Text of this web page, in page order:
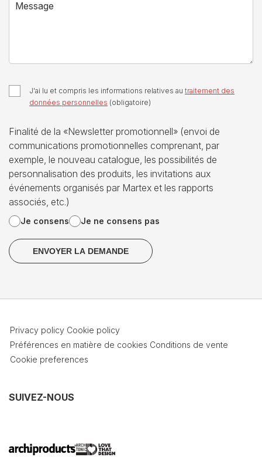
J'ai lu et compris les informations relatives au traitement des
données personnelles (obligatoire)
Finalité de la «Newsletter promotionnell» (envoi de
communications promotionnelles comprenant, par
exemple, le nouveau catalogue, les possibilités de
personnalisation des produits, les invitations aux
événements organisés par Martex et les rapports
associés, etc.)
Je consens Je ne consens pas
Privacy policy Cookie policy
Préférences en matière de cookies Conditions de vente
Cookie preferences
SUIVEZ-NOUS